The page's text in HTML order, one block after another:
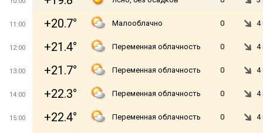
11:00 +20.7° Малооблачно 0 4
12:00 +21.4° Переменная облачность 0 4
13:00 +21.7° Переменная облачность 0 4
14:00 +22.3° Переменная облачность 0 4
15:00 +22.4° Переменная облачность 0 4